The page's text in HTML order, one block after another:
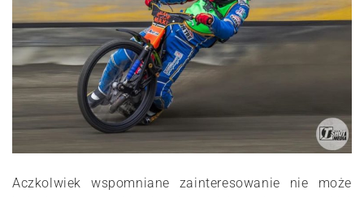
Aczkolwiek wspomniane zainteresowanie nie może